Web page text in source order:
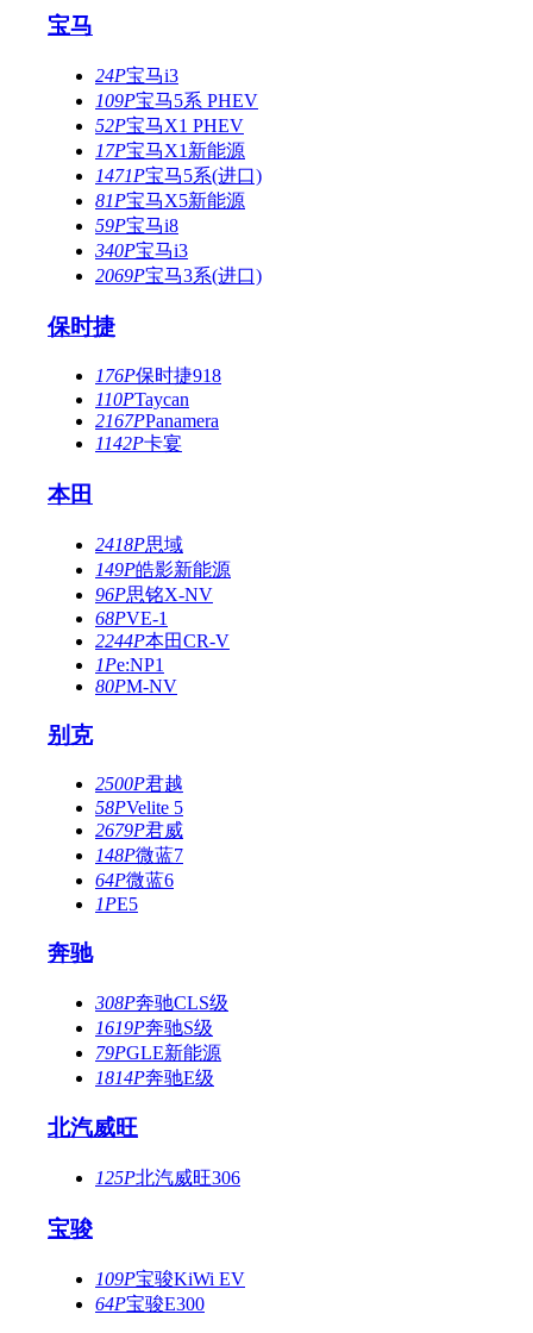
宝马
24P宝马i3
109P宝马5系 PHEV
52P宝马X1 PHEV
17P宝马X1新能源
1471P宝马5系(进口)
81P宝马X5新能源
59P宝马i8
340P宝马i3
2069P宝马3系(进口)
保时捷
176P保时捷918
110PTaycan
2167PPanamera
1142P卡宴
本田
2418P思域
149P皓影新能源
96P思铭X-NV
68PVE-1
2244P本田CR-V
1Pe:NP1
80PM-NV
别克
2500P君越
58PVelite 5
2679P君威
148P微蓝7
64P微蓝6
1PE5
奔驰
308P奔驰CLS级
1619P奔驰S级
79PGLE新能源
1814P奔驰E级
北汽威旺
125P北汽威旺306
宝骏
109P宝骏KiWi EV
64P宝骏E300